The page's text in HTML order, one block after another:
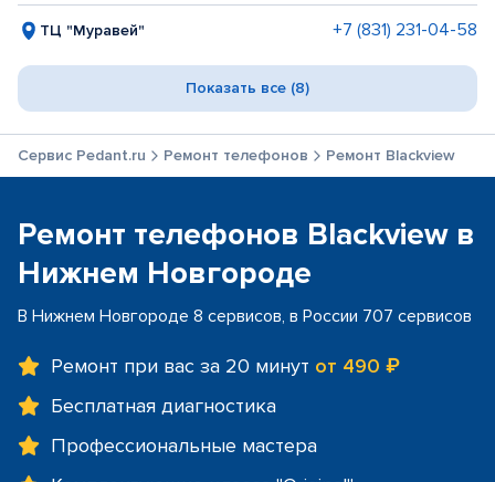
ТЦ "Муравей" +7 (831) 231-04-58
Показать все (8)
Сервис Pedant.ru Ремонт телефонов Ремонт Blackview
Ремонт телефонов Blackview в
Нижнем Новгороде
В Нижнем Новгороде 8 сервисов, в России 707 сервисов
Ремонт при вас за 20 минут от 490 ₽
Бесплатная диагностика
Профессиональные мастера